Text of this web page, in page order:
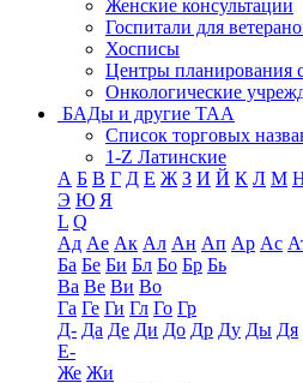
Женские консультации
Госпитали для
Хосписы
Центры планирования
Онкологические
БАДы и другие ТАА
Список торговых
1-Z Латинские
А Б В Г Д Е Ж З И Й К Л М
Э Ю Я
L Q
Ад Ае Ак Ал Ан Ап Ар Ас
Ба Бе Би Бл Бо Бр Бь
Ва Ве Ви Во
Га Ге Ги Гл Го Гр
Д- Да Де Ди До Др Ду Ды Дя
Е-
Же Жи